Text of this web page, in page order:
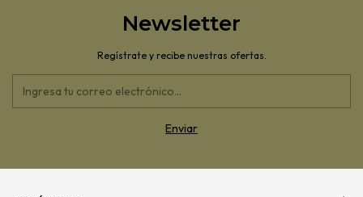
Newsletter
Regístrate y recibe nuestras ofertas.